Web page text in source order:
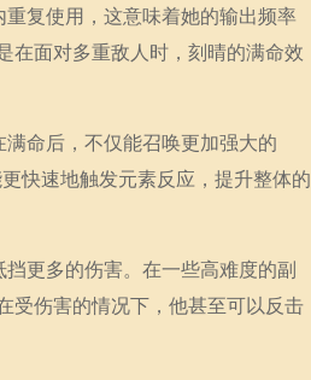
复使用，这意味着她的输出频率
在面对多重敌人时，刻晴的满命效
命后，不仅能召唤更加强大的
快速地触发元素反应，提升整体的
更多的伤害。在一些高难度的副
受伤害的情况下，他甚至可以反击